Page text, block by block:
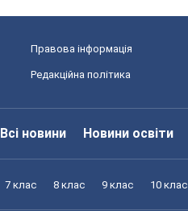
Правова інформація
Редакційна політика
Всі новини Новини освіти
7 клас 8 клас 9 клас 10 клас